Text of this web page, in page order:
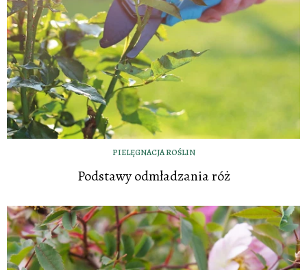
PIELĘGNACJA ROŚLIN
Podstawy odmładzania róż